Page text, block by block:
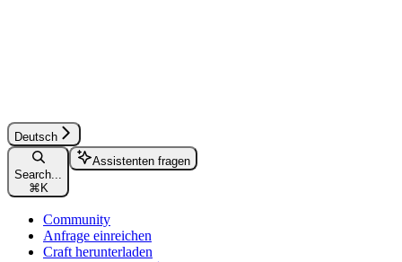
Deutsch
Search...
⌘K
Assistenten fragen
Community
Anfrage einreichen
Craft herunterladen